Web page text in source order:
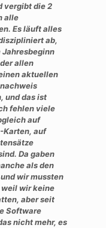
vergibt die 2
alle
Es läuft alles
ab,
Jahresbeginn
allen
aktuellen
und das ist
fehlen viele
auf
Karten, auf
Da gaben
als den
wir mussten
weil wir keine
aber seit
Software
nicht mehr, es